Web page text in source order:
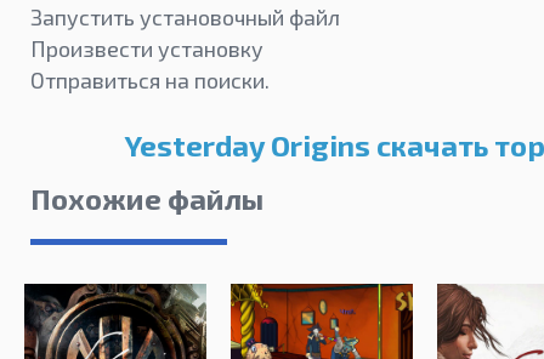
Запустить установочный файл
Произвести установку
Отправиться на поиски.
Yesterday Origins скачать
Похожие файлы